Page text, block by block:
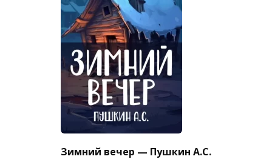
Зимний вечер — Пушкин А.С.